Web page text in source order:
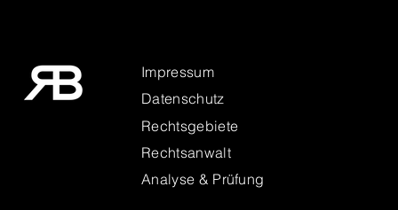
Impressum
Datenschutz
Rechtsgebiete
Rechtsanwalt
Analyse & Prüfung